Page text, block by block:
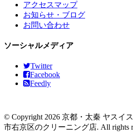
アクセスマップ
お知らせ・ブログ
お問い合わせ
ソーシャルメディア
Twitter
Facebook
Feedly
© Copyright 2026 京都・太秦 ヤスイ
市右京区のクリーニング店. All rights